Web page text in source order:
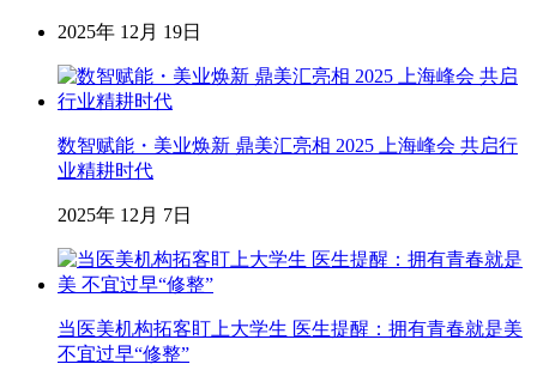
2025年 12月 19日
数智赋能・美业焕新 鼎美汇亮相 2025 上海峰会 共启行
业精耕时代
2025年 12月 7日
当医美机构拓客盯上大学生 医生提醒：拥有青春就是美
不宜过早“修整”